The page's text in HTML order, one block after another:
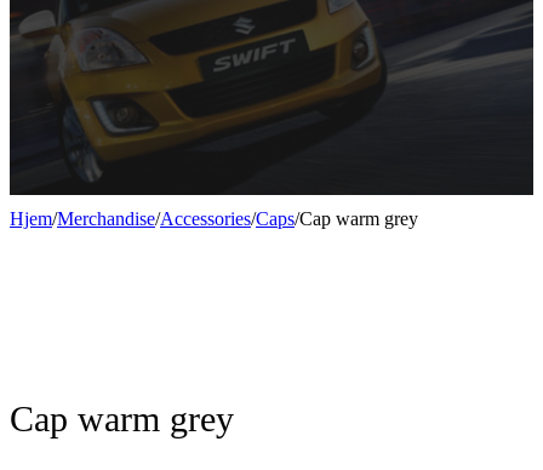
Hjem/Merchandise/Accessories/Caps/Cap warm grey
Cap warm grey